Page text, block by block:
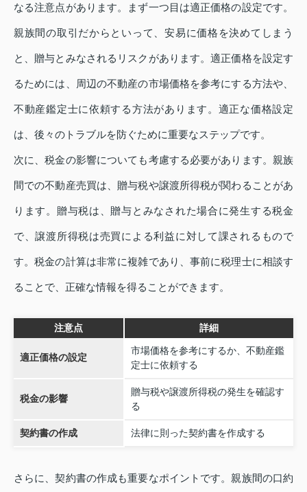
なる注意点があります。まず一つ目は適正価格の設定です。
親族間の取引だからといって、安易に価格を決めてしまう
と、贈与とみなされるリスクがあります。適正価格を設定す
るためには、周辺の不動産の市場価格を参考にする方法や、
不動産鑑定士に依頼する方法があります。適正な価格設定
は、後々のトラブルを防ぐために重要なステップです。
次に、税金の影響についても考慮する必要があります。親族
間での不動産売買は、贈与税や譲渡所得税が関わることがあ
ります。贈与税は、贈与とみなされた場合に発生する税金
で、譲渡所得税は売買による利益に対して課されるもので
す。税金の計算は非常に複雑であり、事前に税理士に相談す
ることで、正確な情報を得ることができます。
注意点 詳細
適正価格の設定
市場価格を参考にするか、不動産鑑
定士に依頼する
税金の影響
贈与税や譲渡所得税の発生を確認す
る
契約書の作成 法律に則った契約書を作成する
さらに、契約書の作成も重要なポイントです。親族間の口約